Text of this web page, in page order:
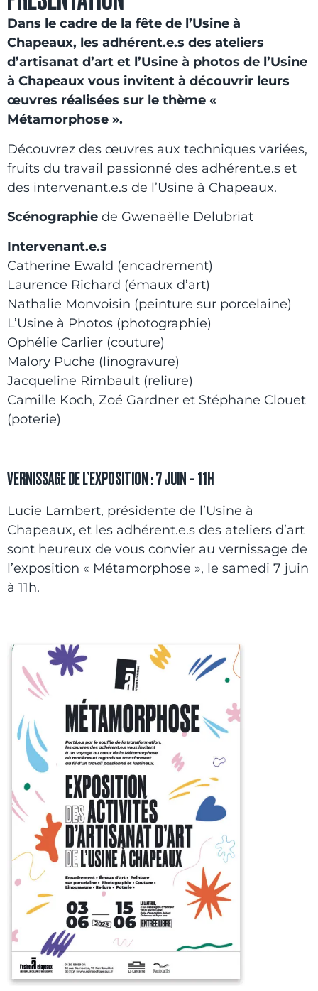
Dans le cadre de la fête de l’Usine à
Chapeaux, les adhérent.e.s des ateliers
d’artisanat d’art et l’Usine à photos de l’Usine
à Chapeaux vous invitent à découvrir leurs
œuvres réalisées sur le thème «
Métamorphose ».
Découvrez des œuvres aux techniques variées,
fruits du travail passionné des adhérent.e.s et
des intervenant.e.s de l’Usine à Chapeaux.
Scénographie de Gwenaëlle Delubriat
Intervenant.e.s
Catherine Ewald (encadrement)
Laurence Richard (émaux d’art)
Nathalie Monvoisin (peinture sur porcelaine)
L’Usine à Photos (photographie)
Ophélie Carlier (couture)
Malory Puche (linogravure)
Jacqueline Rimbault (reliure)
Camille Koch, Zoé Gardner et Stéphane Clouet
(poterie)
VERNISSAGE DE L’EXPOSITION : 7 JUIN – 11H
Lucie Lambert, présidente de l’Usine à
Chapeaux, et les adhérent.e.s des ateliers d’art
sont heureux de vous convier au vernissage de
l’exposition « Métamorphose », le samedi 7 juin
à 11h.